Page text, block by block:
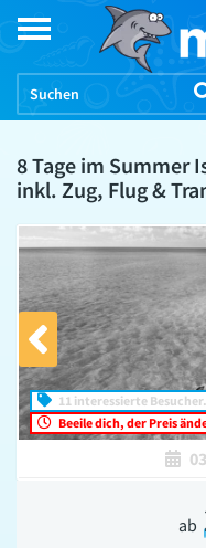
Skip
Toggle
navigation
8 Tage im Summer
inkl. Zug, Flug &
11 interessierte Besucher.
Beeile dich, der Preis
ab